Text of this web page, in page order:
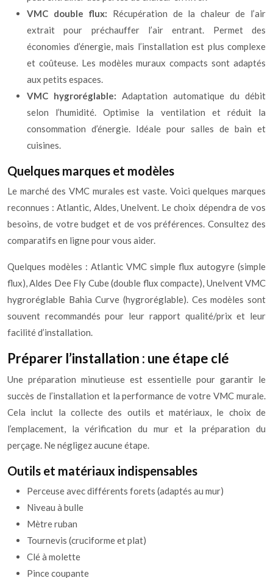
VMC double flux: Récupération de la chaleur de l’air
extrait pour préchauffer l’air entrant. Permet des
économies d’énergie, mais l’installation est plus complexe
et coûteuse. Les modèles muraux compacts sont adaptés
aux petits espaces.
VMC hygroréglable: Adaptation automatique du débit
selon l’humidité. Optimise la ventilation et réduit la
consommation d’énergie. Idéale pour salles de bain et
cuisines.
Quelques marques et modèles
Le marché des VMC murales est vaste. Voici quelques marques
reconnues : Atlantic, Aldes, Unelvent. Le choix dépendra de vos
besoins, de votre budget et de vos préférences. Consultez des
comparatifs en ligne pour vous aider.
Quelques modèles : Atlantic VMC simple flux autogyre (simple
flux), Aldes Dee Fly Cube (double flux compacte), Unelvent VMC
hygroréglable Bahia Curve (hygroréglable). Ces modèles sont
souvent recommandés pour leur rapport qualité/prix et leur
facilité d’installation.
Préparer l’installation : une étape clé
Une préparation minutieuse est essentielle pour garantir le
succès de l’installation et la performance de votre VMC murale.
Cela inclut la collecte des outils et matériaux, le choix de
l’emplacement, la vérification du mur et la préparation du
perçage. Ne négligez aucune étape.
Outils et matériaux indispensables
Perceuse avec différents forets (adaptés au mur)
Niveau à bulle
Mètre ruban
Tournevis (cruciforme et plat)
Clé à molette
Pince coupante